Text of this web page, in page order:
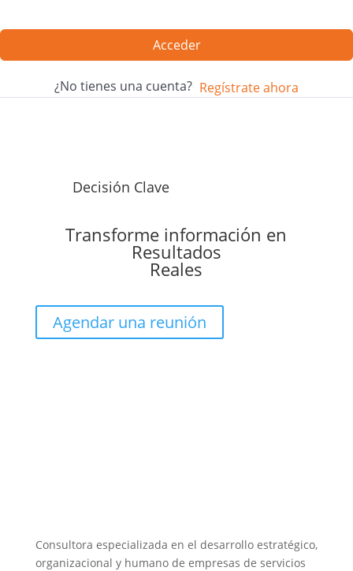
Acceder
¿No tienes una cuenta? Regístrate ahora
Decisión Clave
Transforme información en
Resultados
Reales
Agendar una reunión
Consultora especializada en el desarrollo estratégico,
organizacional y humano de empresas de servicios